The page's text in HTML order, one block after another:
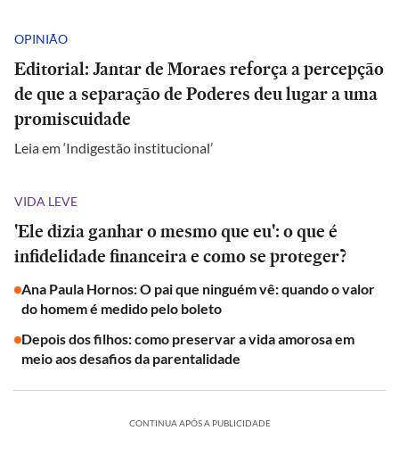
OPINIÃO
Editorial: Jantar de Moraes reforça a percepção
de que a separação de Poderes deu lugar a uma
promiscuidade
Leia em ‘Indigestão institucional’
VIDA LEVE
'Ele dizia ganhar o mesmo que eu': o que é
infidelidade financeira e como se proteger?
Ana Paula Hornos: O pai que ninguém vê: quando o valor
do homem é medido pelo boleto
Depois dos filhos: como preservar a vida amorosa em
meio aos desafios da parentalidade
CONTINUA APÓS A PUBLICIDADE